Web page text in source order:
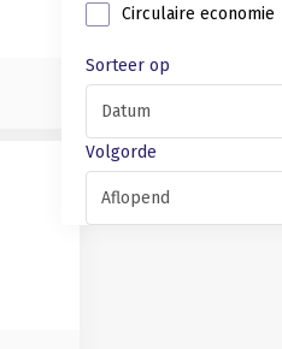
Circulaire economie
Sorteer op
Volgorde